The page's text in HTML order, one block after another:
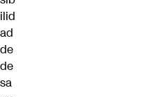
ilid
ad
de
de
sa